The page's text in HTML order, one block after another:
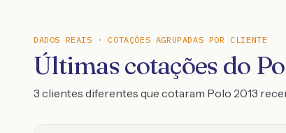
DADOS REAIS · COTAÇÕES AGRUPADAS POR CLIENTE
Últimas cotações do
3 clientes diferentes que cotaram Polo 2013